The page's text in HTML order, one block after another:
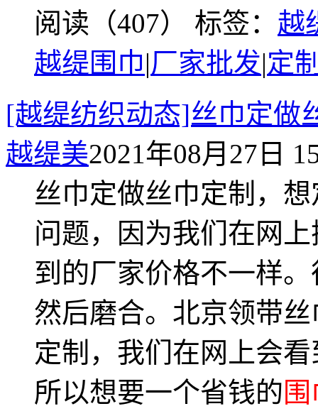
阅读（407） 标签： 越
越缇围巾|厂家批发|定
[越缇纺织动态]丝巾定
越缇美2021年08月27日
丝巾定做丝巾定制，
问题，因为我们在网
到的厂家价格不一样
然后磨合。北京领带
定制，我们在网上会
所以想要一个省钱的